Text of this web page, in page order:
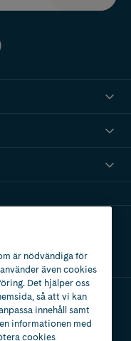
är nödvändiga för
även cookies
Det hjälper oss
så att vi kan
innehåll samt
informationen med
cookies